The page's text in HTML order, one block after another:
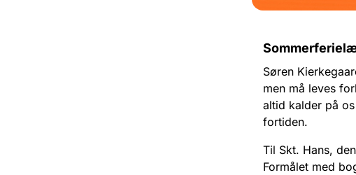
Søren
men må leves
altid kalder på
fortiden.
Til Skt. Hans,
Formålet med